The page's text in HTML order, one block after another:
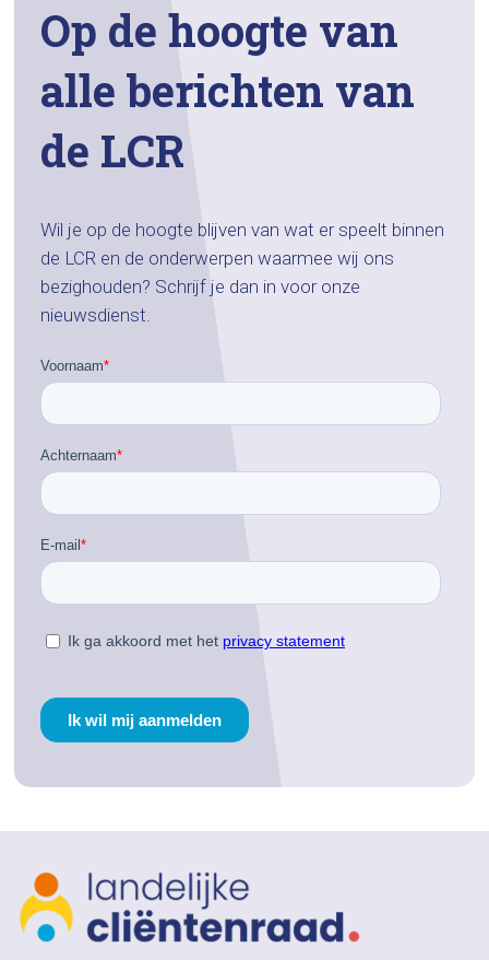
Op de hoogte van
alle berichten van
de LCR
Wil je op de hoogte blijven van wat er speelt binnen
de LCR en de onderwerpen waarmee wij ons
bezighouden? Schrijf je dan in voor onze
nieuwsdienst.